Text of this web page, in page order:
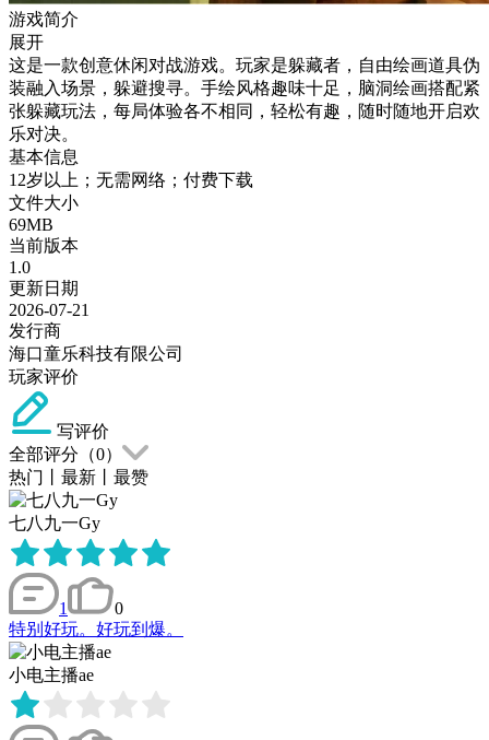
游戏简介
展开
这是一款创意休闲对战游戏。玩家是躲藏者，自由绘画道具伪
装融入场景，躲避搜寻。手绘风格趣味十足，脑洞绘画搭配紧
张躲藏玩法，每局体验各不相同，轻松有趣，随时随地开启欢
乐对决。
基本信息
12岁以上；无需网络；付费下载
文件大小
69MB
当前版本
1.0
更新日期
2026-07-21
发行商
海口童乐科技有限公司
玩家评价
写评价
全部评分（0）
热门
最新 最赞
七八九一Gy
1
0
特别好玩。好玩到爆。
小电主播ae